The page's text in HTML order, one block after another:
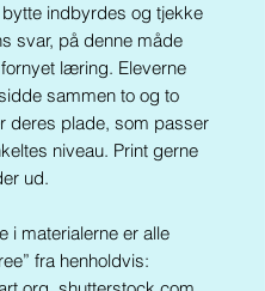
indbyrdes og tjekke
svar, på denne måde
læring. Eleverne
sammen to og to
deres plade, som passer
niveau. Print gerne
ud.
i materialerne er alle
fra henholdvis: